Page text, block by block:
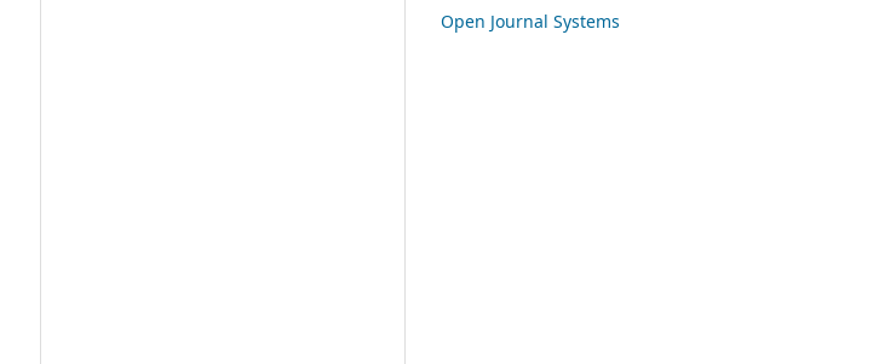
Open Journal Systems